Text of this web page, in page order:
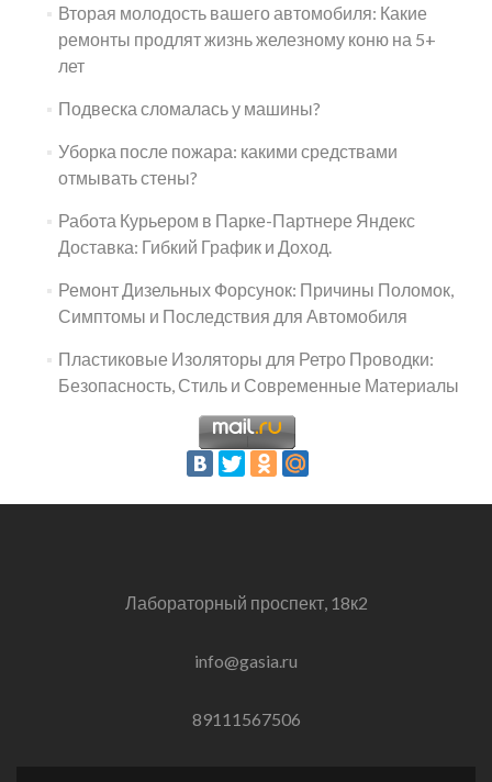
Вторая молодость вашего автомобиля: Какие
ремонты продлят жизнь железному коню на 5+
лет
Подвеска сломалась у машины?
Уборка после пожара: какими средствами
отмывать стены?
Работа Курьером в Парке-Партнере Яндекс
Доставка: Гибкий График и Доход.
Ремонт Дизельных Форсунок: Причины Поломок,
Симптомы и Последствия для Автомобиля
Пластиковые Изоляторы для Ретро Проводки:
Безопасность, Стиль и Современные Материалы
Лабораторный проспект, 18к2
info@gasia.ru
89111567506